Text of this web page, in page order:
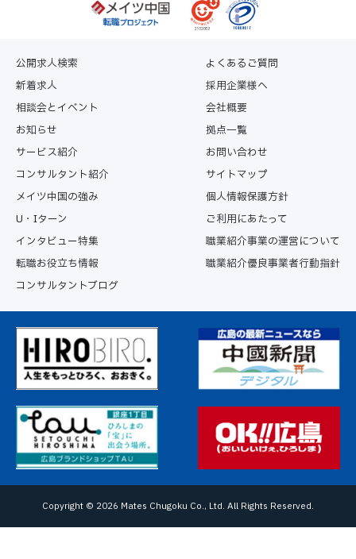
公開求人検索
新着求人
相談会とイベント
お知らせ
サービス紹介
コンサルタント紹介
メイツ中国の強み
U・Iターン
インタビュー特集
転職お役立ち情報
コンサルタントブログ
よくあるご質問
採用企業様へ
会社概要
拠点一覧
お問い合わせ
サイトマップ
個人情報保護方針
ご利用にあたって
職業紹介事業の運営について
職業紹介優良事業者行動指針
Copyright © 2026 Mates Chugoku Co., Ltd. All Rights Reserved.